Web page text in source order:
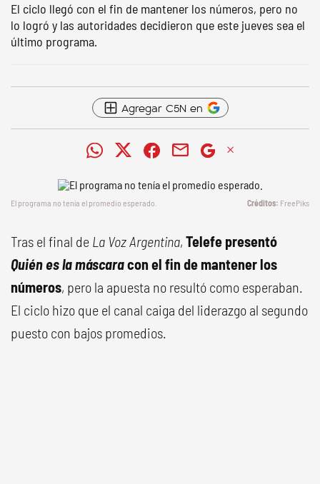
El ciclo llegó con el fin de mantener los números, pero no
lo logró y las autoridades decidieron que este jueves sea el
último programa.
Agregar C5N en
El programa no tenía el promedio esperado. FreePiks
Tras el final de La Voz Argentina, Telefe presentó
Quién es la máscaracon el fin de mantener los
números, pero la apuesta no resultó como esperaban.
El ciclo hizo que el canal caiga del liderazgo al segundo
puesto con bajos promedios.